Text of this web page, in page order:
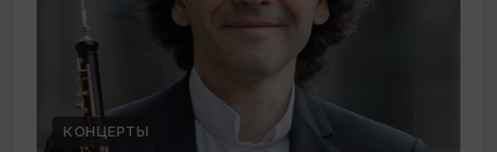
КОНЦЕРТЫ